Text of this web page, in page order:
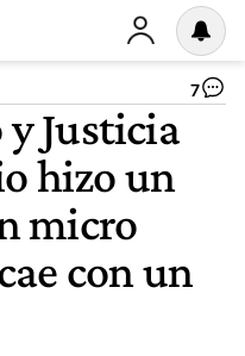
7
Justicia
hizo un
micro
con un